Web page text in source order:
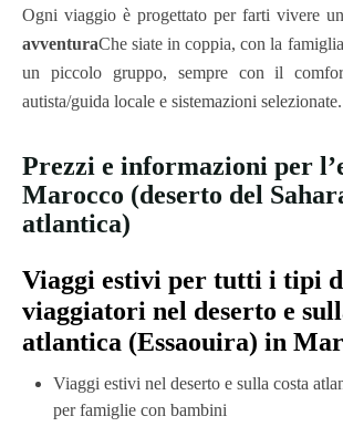
Ogni viaggio è progettato per farti vivere
avventuraChe siate in coppia, con la
un piccolo gruppo, sempre con il
autista/guida locale e sistemazioni selezionate.
Prezzi e informazioni per
Marocco (deserto del
atlantica)
Viaggi estivi per tutti i tipi
viaggiatori nel deserto e
atlantica (Essaouira) in
Viaggi estivi nel deserto e sulla costa
per famiglie con bambini